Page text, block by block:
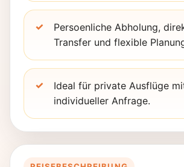
Persoenliche Abholung,
Transfer und flexible
Ideal für private Ausflüge
individueller Anfrage.